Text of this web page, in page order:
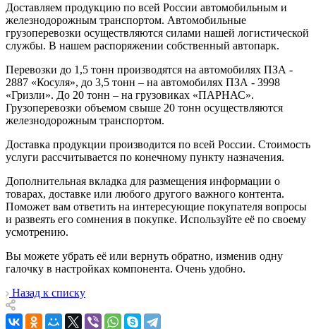
Доставляем продукцию по всей России автомобильным и
железнодорожным транспортом. Автомобильные
грузоперевозки осуществляются силами нашей логистической
службы. В нашем распоряжении собственный автопарк.
Перевозки до 1,5 тонн производятся на автомобилях ПЗА -
2887 «Косуля», до 3,5 тонн – на автомобилях ПЗА - 3998
«Гризли». До 20 тонн – на грузовиках «ПАРНАС».
Грузоперевозки объемом свыше 20 тонн осуществляются
железнодорожным транспортом.
Доставка продукции производится по всей России. Стоимость
услуги рассчитывается по конечному пункту назначения.
Дополнительная вкладка для размещения информации о
товарах, доставке или любого другого важного контента.
Поможет вам ответить на интересующие покупателя вопросы
и развеять его сомнения в покупке. Используйте её по своему
усмотрению.
Вы можете убрать её или вернуть обратно, изменив одну
галочку в настройках компонента. Очень удобно.
Назад к списку